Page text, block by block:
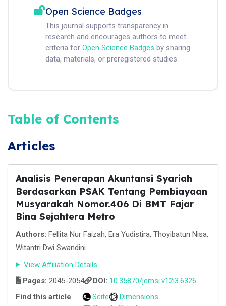
Open Science Badges
This journal supports transparency in
research and encourages authors to meet
criteria for Open Science Badges by sharing
data, materials, or preregistered studies.
Table of Contents
Articles
Analisis Penerapan Akuntansi Syariah
Berdasarkan PSAK Tentang Pembiayaan
Musyarakah Nomor.406 Di BMT Fajar
Bina Sejahtera Metro
Authors: Fellita Nur Faizah, Era Yudistira, Thoyibatun Nisa,
Witantri Dwi Swandini
View Affiliation Details
Pages: 2045-2054 DOI: 10.35870/jemsi.v12i3.6326
Find this article
Scite
Dimensions